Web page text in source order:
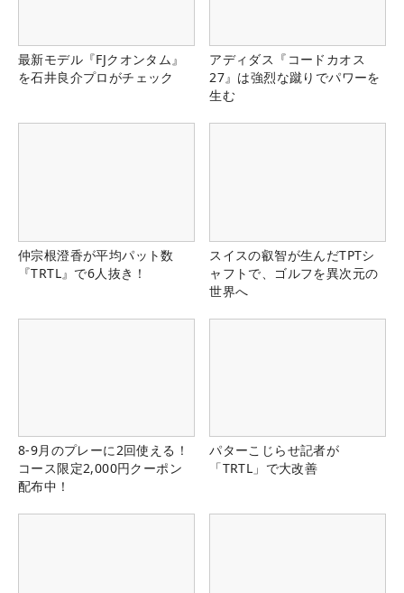
最新モデル『FJクオンタム』
を石井良介プロがチェック
アディダス『コードカオス
27』は強烈な蹴りでパワーを
生む
仲宗根澄香が平均パット数
『TRTL』で6人抜き！
スイスの叡智が生んだTPTシ
ャフトで、ゴルフを異次元の
世界へ
8-9月のプレーに2回使える！
コース限定2,000円クーポン
配布中！
パターこじらせ記者が
「TRTL」で大改善